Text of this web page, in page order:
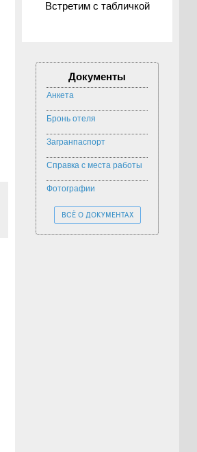
Встретим с табличкой
Документы
Анкета
Бронь отеля
Загранпаспорт
Справка с места работы
Фотографии
ВСЁ О ДОКУМЕНТАХ